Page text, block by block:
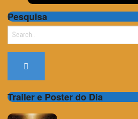
Pesquisa
Search
Trailer e Poster do Dia